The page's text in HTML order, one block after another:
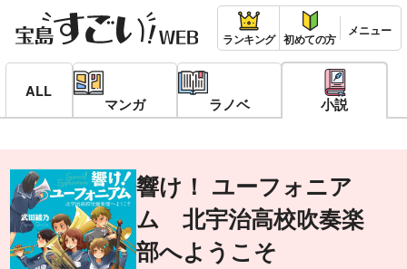
ランキング 初めての方
ALL
マンガ ラノベ 小説
響け！ ユーフォニア
ム 北宇治高校吹奏楽
部へようこそ